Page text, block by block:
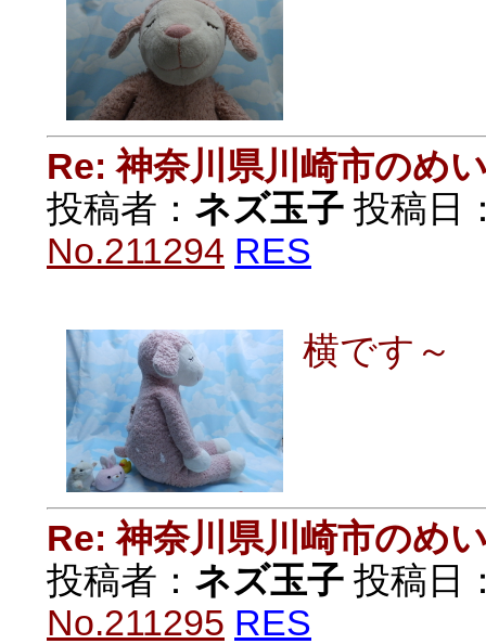
Re: 神奈川県川崎市のめ
投稿者： ネズ玉子 投稿日
No.211294 RES
横です～
Re: 神奈川県川崎市のめ
投稿者： ネズ玉子 投稿日
No.211295 RES